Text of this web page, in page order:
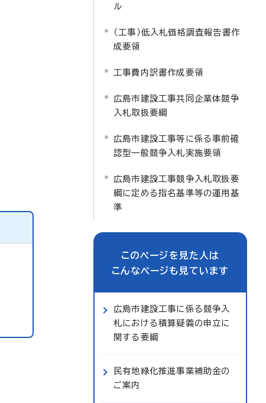
ル
（工事）低入札価格調査報告書作
成要領
工事費内訳書作成要領
広島市建設工事共同企業体競争
入札取扱要綱
広島市建設工事等に係る事前確
認型一般競争入札実施要領
広島市建設工事競争入札取扱要
綱に定める指名基準等の運用基
準
このページを見た人は
こんなページも見ています
広島市建設工事に係る競争入
札における積算疑義の申立に
関する要綱
民有地緑化推進事業補助金の
ご案内